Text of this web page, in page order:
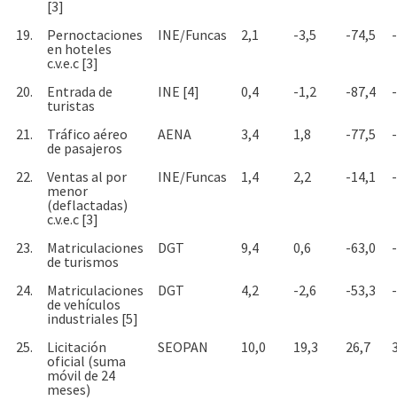
[3]
19.
Pernoctaciones
en hoteles
c.v.e.c [3]
INE/Funcas 2,1 -3,5 -74,5
20.
Entrada de
turistas
INE [4] 0,4 -1,2 -87,4
21.
Tráfico aéreo
de pasajeros
AENA 3,4 1,8 -77,5
22.
Ventas al por
menor
(deflactadas)
c.v.e.c [3]
INE/Funcas 1,4 2,2 -14,1
23.
Matriculaciones
de turismos
DGT 9,4 0,6 -63,0
24.
Matriculaciones
de vehículos
industriales [5]
DGT 4,2 -2,6 -53,3
25.
Licitación
oficial (suma
móvil de 24
meses)
SEOPAN 10,0 19,3 26,7